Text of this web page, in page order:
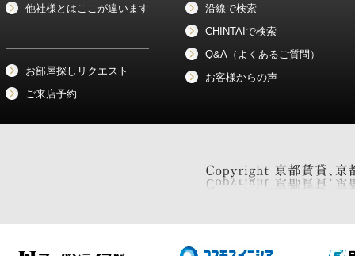
他社様とはここが違います
お部屋探しリクエスト
ご来店予約
沿線で検索
CHINTAIで検索
Q&A（よくあるご質問）
お客様からの声